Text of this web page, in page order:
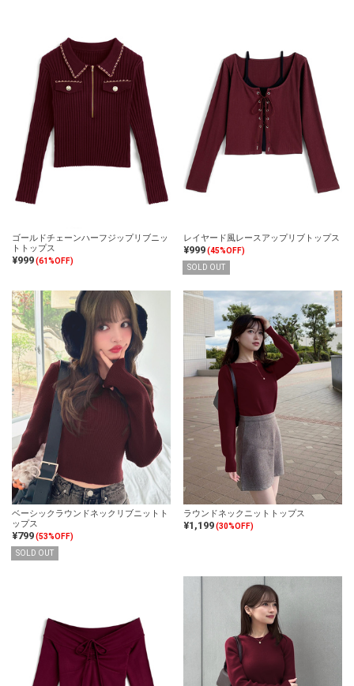
ゴールドチェーンハーフジップリブニッ
トトップス
¥999(61%OFF)
レイヤード風レースアップリブトップス
¥999(45%OFF)
SOLD OUT
ベーシックラウンドネックリブニットト
ップス
¥799(53%OFF)
SOLD OUT
ラウンドネックニットトップス
¥1,199(30%OFF)